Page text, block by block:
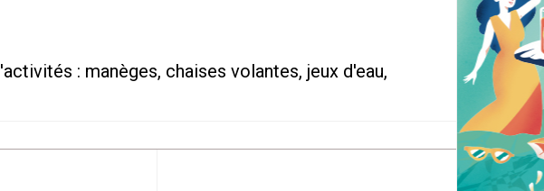
: manèges, chaises volantes, jeux d'eau,